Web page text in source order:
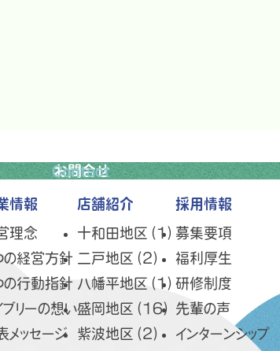
Contact
お問合せ
情報
理念
の経営方針
の行動指針
ブリーの想い
メッセージ
店舗紹介
十和田地区（1）
二戸地区（2）
八幡平地区（1）
盛岡地区（16）
紫波地区（2）
採用情報
募集要項
福利厚生
研修制度
先輩の声
インターンシップ